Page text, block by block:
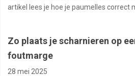
artikel lees je hoe je paumelles correct
Zo plaats je scharnieren op
foutmarge
28 mei 2025